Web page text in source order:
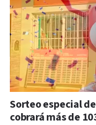
Sorteo especial
cobrará más de